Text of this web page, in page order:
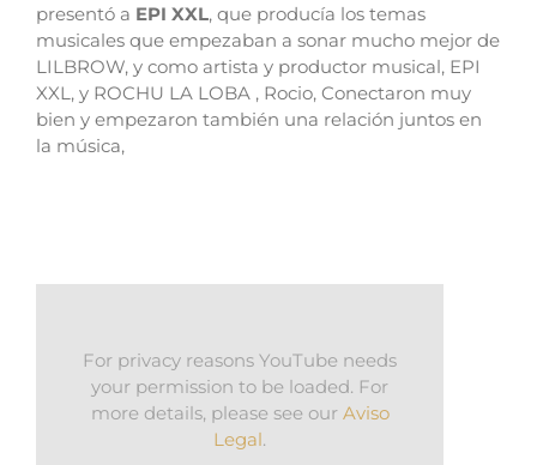
presentó a EPI XXL, que producía los temas
musicales que empezaban a sonar mucho mejor de
LILBROW, y como artista y productor musical, EPI
XXL, y ROCHU LA LOBA , Rocio, Conectaron muy
bien y empezaron también una relación juntos en
la música,
For privacy reasons YouTube needs
your permission to be loaded. For
more details, please see our Aviso
Legal.